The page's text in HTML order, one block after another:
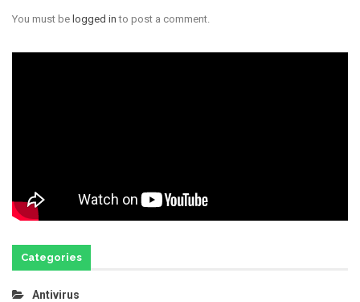
You must be logged in to post a comment.
Categories
Antivirus